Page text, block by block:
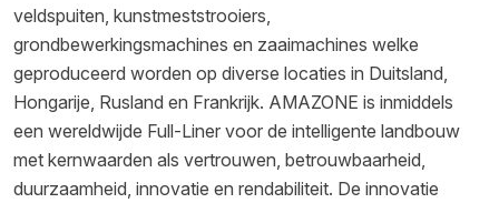
veldspuiten, kunstmeststrooiers,
grondbewerkingsmachines en zaaimachines welke
geproduceerd worden op diverse locaties in Duitsland,
Hongarije, Rusland en Frankrijk. AMAZONE is inmiddels
een wereldwijde Full-Liner voor de intelligente landbouw
met kernwaarden als vertrouwen, betrouwbaarheid,
duurzaamheid, innovatie en rendabiliteit. De innovatie